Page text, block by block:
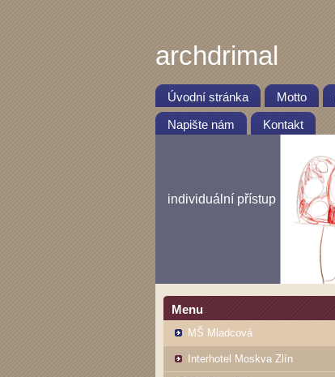
archdrimal
Úvodní stránka Motto
Napište nám Kontakt
individuální přístup
Menu
MŠ Mladcová
Interhotel Moskva Zlín